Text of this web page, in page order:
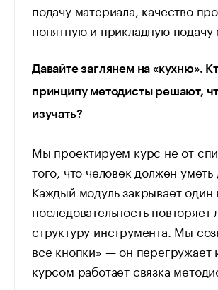
подачу материала, качество
понятную и прикладную подачу
Давайте заглянем на «кухню».
принципу методисты решают,
изучать?
Мы проектируем курс не от
того, что человек должен
Каждый модуль закрывает
последовательность
структуру инструмента. Мы
все кнопки» — он перегружает
курсом работает связка